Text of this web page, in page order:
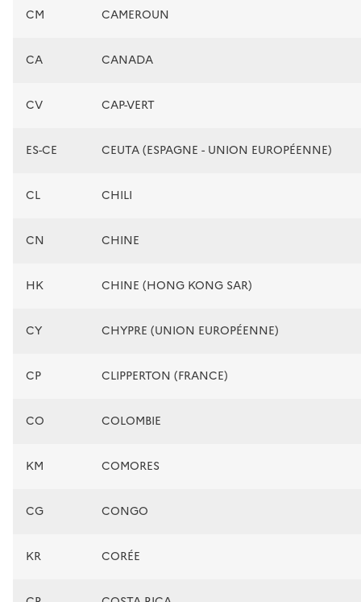
CM CAMEROUN
CA CANADA
CV CAP-VERT
ES-CE CEUTA (ESPAGNE - UNION EUROPÉENNE)
CL CHILI
CN CHINE
HK CHINE (HONG KONG SAR)
CY CHYPRE (UNION EUROPÉENNE)
CP CLIPPERTON (FRANCE)
CO COLOMBIE
KM COMORES
CG CONGO
KR CORÉE